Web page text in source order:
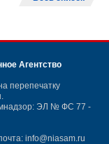
Агентство
перепечатку
ЭЛ № ФС 77 -
info@niasam.ru